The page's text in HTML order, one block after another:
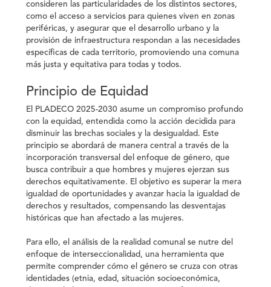
consideren las particularidades de los distintos sectores,
como el acceso a servicios para quienes viven en zonas
periféricas, y asegurar que el desarrollo urbano y la
provisión de infraestructura respondan a las necesidades
específicas de cada territorio, promoviendo una comuna
más justa y equitativa para todas y todos.
Principio de Equidad
El PLADECO 2025-2030 asume un compromiso profundo
con la equidad, entendida como la acción decidida para
disminuir las brechas sociales y la desigualdad. Este
principio se abordará de manera central a través de la
incorporación transversal del enfoque de género, que
busca contribuir a que hombres y mujeres ejerzan sus
derechos equitativamente. El objetivo es superar la mera
igualdad de oportunidades y avanzar hacia la igualdad de
derechos y resultados, compensando las desventajas
históricas que han afectado a las mujeres.
Para ello, el análisis de la realidad comunal se nutre del
enfoque de interseccionalidad, una herramienta que
permite comprender cómo el género se cruza con otras
identidades (etnia, edad, situación socioeconómica,